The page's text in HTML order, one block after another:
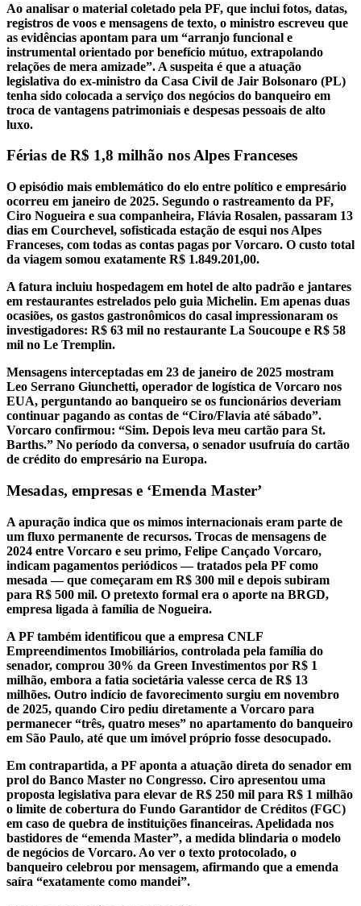
Ao analisar o material coletado pela PF, que inclui fotos, datas,
registros de voos e mensagens de texto, o ministro escreveu que
as evidências apontam para um “arranjo funcional e
instrumental orientado por benefício mútuo, extrapolando
relações de mera amizade”. A suspeita é que a atuação
legislativa do ex-ministro da Casa Civil de Jair Bolsonaro (PL)
tenha sido colocada a serviço dos negócios do banqueiro em
troca de vantagens patrimoniais e despesas pessoais de alto
luxo.
Férias de R$ 1,8 milhão nos Alpes Franceses
O episódio mais emblemático do elo entre político e empresário
ocorreu em janeiro de 2025. Segundo o rastreamento da PF,
Ciro Nogueira e sua companheira, Flávia Rosalen, passaram 13
dias em Courchevel, sofisticada estação de esqui nos Alpes
Franceses, com todas as contas pagas por Vorcaro. O custo total
da viagem somou exatamente R$ 1.849.201,00.
A fatura incluiu hospedagem em hotel de alto padrão e jantares
em restaurantes estrelados pelo guia Michelin. Em apenas duas
ocasiões, os gastos gastronômicos do casal impressionaram os
investigadores: R$ 63 mil no restaurante La Soucoupe e R$ 58
mil no Le Tremplin.
Mensagens interceptadas em 23 de janeiro de 2025 mostram
Leo Serrano Giunchetti, operador de logística de Vorcaro nos
EUA, perguntando ao banqueiro se os funcionários deveriam
continuar pagando as contas de “Ciro/Flavia até sábado”.
Vorcaro confirmou: “Sim. Depois leva meu cartão para St.
Barths.” No período da conversa, o senador usufruía do cartão
de crédito do empresário na Europa.
Mesadas, empresas e ‘Emenda Master’
A apuração indica que os mimos internacionais eram parte de
um fluxo permanente de recursos. Trocas de mensagens de
2024 entre Vorcaro e seu primo, Felipe Cançado Vorcaro,
indicam pagamentos periódicos — tratados pela PF como
mesada — que começaram em R$ 300 mil e depois subiram
para R$ 500 mil. O pretexto formal era o aporte na BRGD,
empresa ligada à família de Nogueira.
A PF também identificou que a empresa CNLF
Empreendimentos Imobiliários, controlada pela família do
senador, comprou 30% da Green Investimentos por R$ 1
milhão, embora a fatia societária valesse cerca de R$ 13
milhões. Outro indício de favorecimento surgiu em novembro
de 2025, quando Ciro pediu diretamente a Vorcaro para
permanecer “três, quatro meses” no apartamento do banqueiro
em São Paulo, até que um imóvel próprio fosse desocupado.
Em contrapartida, a PF aponta a atuação direta do senador em
prol do Banco Master no Congresso. Ciro apresentou uma
proposta legislativa para elevar de R$ 250 mil para R$ 1 milhão
o limite de cobertura do Fundo Garantidor de Créditos (FGC)
em caso de quebra de instituições financeiras. Apelidada nos
bastidores de “emenda Master”, a medida blindaria o modelo
de negócios de Vorcaro. Ao ver o texto protocolado, o
banqueiro celebrou por mensagem, afirmando que a emenda
saíra “exatamente como mandei”.